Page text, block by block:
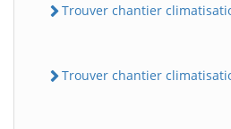
Trouver chantier
Trouver chantier